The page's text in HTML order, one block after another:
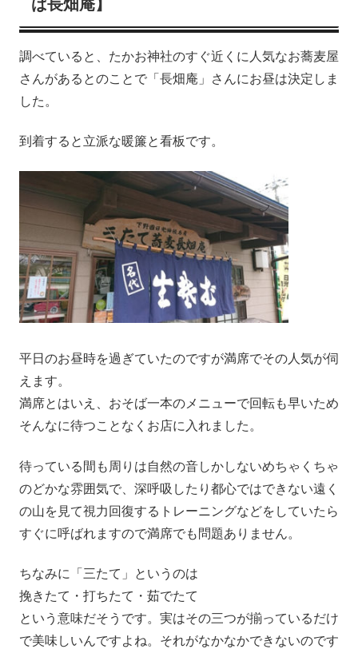
ば長畑庵】
調べていると、たかお神社のすぐ近くに人気なお蕎麦屋
さんがあるとのことで「長畑庵」さんにお昼は決定しま
した。
到着すると立派な暖簾と看板です。
平日のお昼時を過ぎていたのですが満席でその人気が伺
えます。
満席とはいえ、おそば一本のメニューで回転も早いため
そんなに待つことなくお店に入れました。
待っている間も周りは自然の音しかしないめちゃくちゃ
のどかな雰囲気で、深呼吸したり都心ではできない遠く
の山を見て視力回復するトレーニングなどをしていたら
すぐに呼ばれますので満席でも問題ありません。
ちなみに「三たて」というのは
挽きたて・打ちたて・茹でたて
という意味だそうです。実はその三つが揃っているだけ
で美味しいんですよね。それがなかなかできないのです